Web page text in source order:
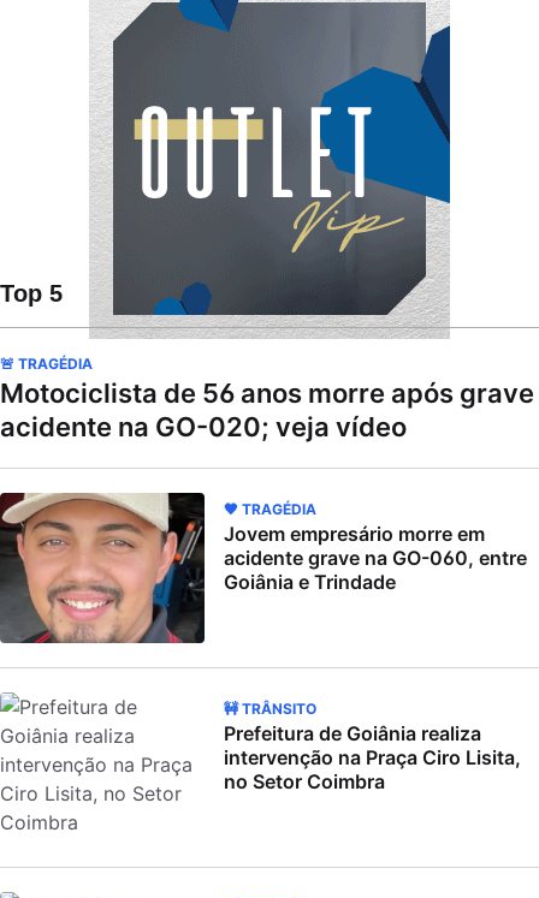
Top 5
🚨 TRAGÉDIA
Motociclista de 56 anos morre após grave
acidente na GO-020; veja vídeo
🖤 TRAGÉDIA
Jovem empresário morre em
acidente grave na GO-060, entre
Goiânia e Trindade
🚧 TRÂNSITO
Prefeitura de Goiânia realiza
intervenção na Praça Ciro Lisita,
no Setor Coimbra